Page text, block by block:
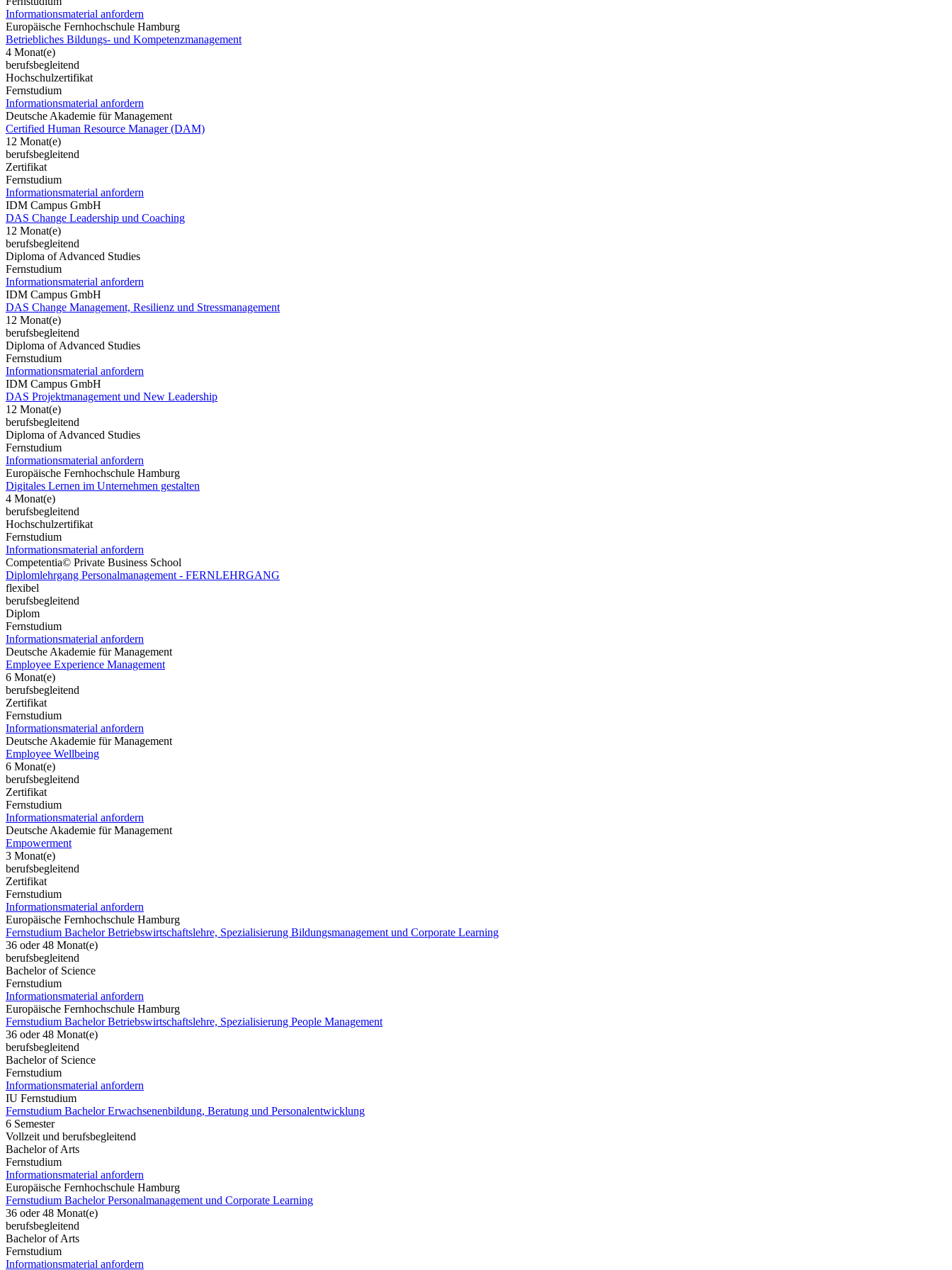
Informationsmaterial anfordern
Europäische Fernhochschule Hamburg
Betriebliches Bildungs- und Kompetenzmanagement
4 Monat(e)
berufsbegleitend
Hochschulzertifikat
Fernstudium
Informationsmaterial anfordern
Deutsche Akademie für Management
Certified Human Resource Manager (DAM)
12 Monat(e)
berufsbegleitend
Zertifikat
Fernstudium
Informationsmaterial anfordern
IDM Campus GmbH
DAS Change Leadership und Coaching
12 Monat(e)
berufsbegleitend
Diploma of Advanced Studies
Fernstudium
Informationsmaterial anfordern
IDM Campus GmbH
DAS Change Management, Resilienz und Stressmanagement
12 Monat(e)
berufsbegleitend
Diploma of Advanced Studies
Fernstudium
Informationsmaterial anfordern
IDM Campus GmbH
DAS Projektmanagement und New Leadership
12 Monat(e)
berufsbegleitend
Diploma of Advanced Studies
Fernstudium
Informationsmaterial anfordern
Europäische Fernhochschule Hamburg
Digitales Lernen im Unternehmen gestalten
4 Monat(e)
berufsbegleitend
Hochschulzertifikat
Fernstudium
Informationsmaterial anfordern
Competentia© Private Business School
Diplomlehrgang Personalmanagement - FERNLEHRGANG
flexibel
berufsbegleitend
Diplom
Fernstudium
Informationsmaterial anfordern
Deutsche Akademie für Management
Employee Experience Management
6 Monat(e)
berufsbegleitend
Zertifikat
Fernstudium
Informationsmaterial anfordern
Deutsche Akademie für Management
Employee Wellbeing
6 Monat(e)
berufsbegleitend
Zertifikat
Fernstudium
Informationsmaterial anfordern
Deutsche Akademie für Management
Empowerment
3 Monat(e)
berufsbegleitend
Zertifikat
Fernstudium
Informationsmaterial anfordern
Europäische Fernhochschule Hamburg
Fernstudium Bachelor Betriebswirtschaftslehre, Spezialisierung Bildungsmanagement und Corporate Learning
36 oder 48 Monat(e)
berufsbegleitend
Bachelor of Science
Fernstudium
Informationsmaterial anfordern
Europäische Fernhochschule Hamburg
Fernstudium Bachelor Betriebswirtschaftslehre, Spezialisierung People Management
36 oder 48 Monat(e)
berufsbegleitend
Bachelor of Science
Fernstudium
Informationsmaterial anfordern
IU Fernstudium
Fernstudium Bachelor Erwachsenenbildung, Beratung und Personalentwicklung
6 Semester
Vollzeit und berufsbegleitend
Bachelor of Arts
Fernstudium
Informationsmaterial anfordern
Europäische Fernhochschule Hamburg
Fernstudium Bachelor Personalmanagement und Corporate Learning
36 oder 48 Monat(e)
berufsbegleitend
Bachelor of Arts
Fernstudium
Informationsmaterial anfordern